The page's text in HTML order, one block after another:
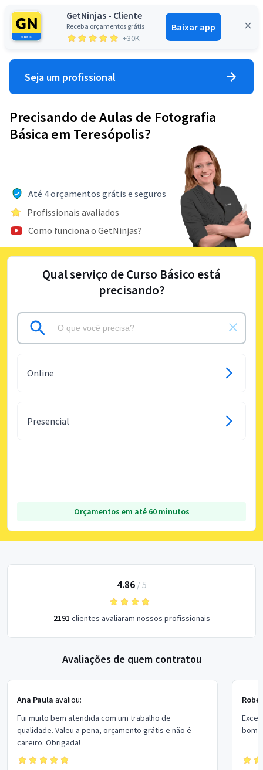
GetNinjas - Cliente
Receba orçamentos grátis
+30K
Baixar app
Entrar
Seja um profissional
Precisando de Aulas de Fotografia
Básica em Teresópolis?
Até 4 orçamentos grátis e seguros
Profissionais avaliados
Como funciona o GetNinjas?
Qual serviço de Curso Básico está
precisando?
Online
Presencial
Orçamentos em até 60 minutos
4.86/ 5
2191 clientes avaliaram nossos profissionais
Avaliações de quem contratou
Ana Paula avaliou:
Fui muito bem atendida com um trabalho de
qualidade. Valeu a pena, orçamento grátis e não é
careiro. Obrigada!
bom